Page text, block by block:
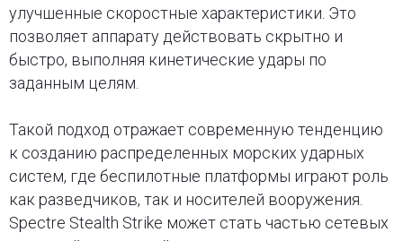
улучшенные скоростные характеристики. Это
позволяет аппарату действовать скрытно и
быстро, выполняя кинетические удары по
заданным целям.
Такой подход отражает современную тенденцию
к созданию распределенных морских ударных
систем, где беспилотные платформы играют роль
как разведчиков, так и носителей вооружения.
Spectre Stealth Strike может стать частью сетевых